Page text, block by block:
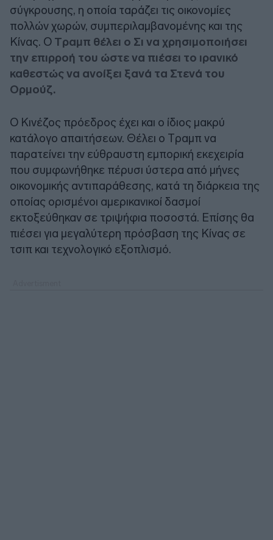
σύγκρουσης, η οποία ταράζει τις οικονομίες
πολλών χωρών, συμπεριλαμβανομένης και της
Κίνας. Ο Tραμπ θέλει ο Σι να χρησιμοποιήσει
την επιρροή του ώστε να πιέσει το ιρανικό
καθεστώς να ανοίξει ξανά τα Στενά του
Ορμούζ.
Ο Κινέζος πρόεδρος έχει και ο ίδιος μακρύ
κατάλογο απαιτήσεων. Θέλει ο Tραμπ να
παρατείνει την εύθραυστη εμπορική εκεχειρία
που συμφωνήθηκε πέρυσι ύστερα από μήνες
οικονομικής αντιπαράθεσης, κατά τη διάρκεια της
οποίας ορισμένοι αμερικανικοί δασμοί
εκτοξεύθηκαν σε τριψήφια ποσοστά. Επίσης θα
πιέσει για μεγαλύτερη πρόσβαση της Κίνας σε
τσιπ και τεχνολογικό εξοπλισμό.